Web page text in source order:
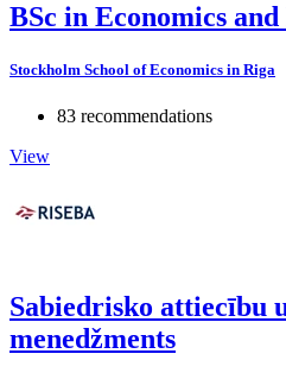
BSc in Economics and
Stockholm School of Economics in Riga
83 recommendations
View
Sabiedrisko attiecību
menedžments